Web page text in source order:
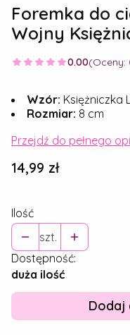
Foremka do
Wojny
0.00(Oceny:
Wzór: Księżniczka
Rozmiar: 8 cm
Przejdź do pełnego
Cena
14,99 zł
Ilość
szt.
Dostępność:
duża ilość
Dodaj